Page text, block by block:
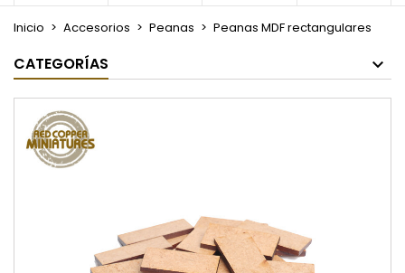
Inicio Accesorios Peanas Peanas MDF rectangulares
CATEGORÍAS